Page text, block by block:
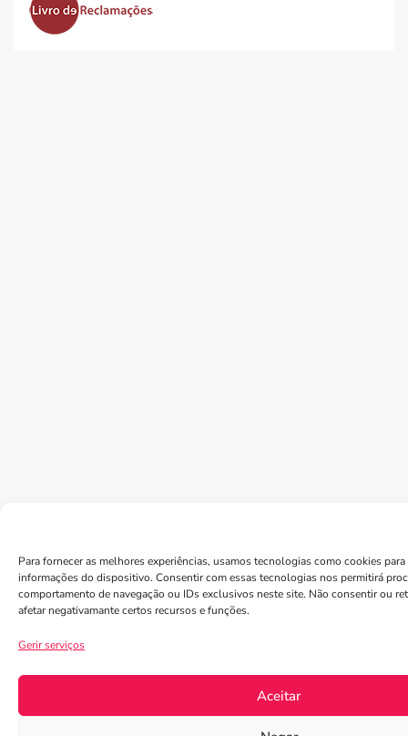
Para fornecer as melhores experiências, usamos tecnologias como cookies para
informações do dispositivo. Consentir com essas tecnologias nos permitirá
comportamento de navegação ou IDs exclusivos neste site. Não consentir ou
afetar negativamante certos recursos e funções.
Gerir serviços
Aceitar